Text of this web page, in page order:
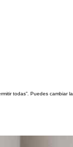
todas”. Puedes cambiar la